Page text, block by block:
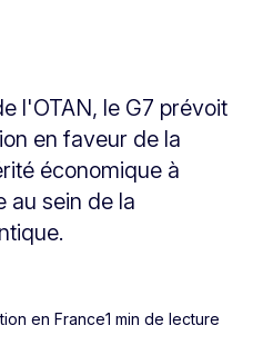
l'OTAN, le G7 prévoit
en faveur de la
économique à
au sein de la
en France1 min de lecture